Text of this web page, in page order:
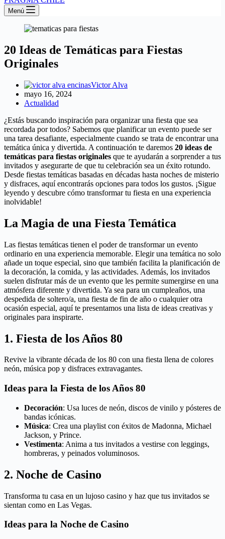
Menú
20 Ideas de Temáticas para Fiestas
Originales
Victor Alva
mayo 16, 2024
Actualidad
¿Estás buscando inspiración para organizar una fiesta que sea
recordada por todos? Sabemos que planificar un evento puede ser
una tarea desafiante, especialmente cuando se trata de encontrar una
temática única y divertida. A continuación te daremos 20 ideas de
temáticas para fiestas originales que te ayudarán a sorprender a tus
invitados y asegurarte de que tu celebración sea un éxito rotundo.
Desde fiestas temáticas basadas en décadas hasta noches de misterio
y disfraces, aquí encontrarás opciones para todos los gustos. ¡Sigue
leyendo y descubre cómo transformar tu fiesta en una experiencia
inolvidable!
La Magia de una Fiesta Temática
Las fiestas temáticas tienen el poder de transformar un evento
ordinario en una experiencia memorable. Elegir una temática no solo
añade un toque especial, sino que también facilita la planificación de
la decoración, la comida, y las actividades. Además, los invitados
suelen disfrutar más de un evento que les permite sumergirse en una
atmósfera diferente y divertida. Ya sea para un cumpleaños, una
despedida de soltero/a, una fiesta de fin de año o cualquier otra
ocasión especial, aquí te presentamos una lista de ideas creativas y
originales para inspirarte.
1. Fiesta de los Años 80
Revive la vibrante década de los 80 con una fiesta llena de colores
neón, música pop y disfraces extravagantes.
Ideas para la Fiesta de los Años 80
Decoración: Usa luces de neón, discos de vinilo y pósteres de
bandas icónicas.
Música: Crea una playlist con éxitos de Madonna, Michael
Jackson, y Prince.
Vestimenta: Anima a tus invitados a vestirse con leggings,
hombreras, y peinados voluminosos.
2. Noche de Casino
Transforma tu casa en un lujoso casino y haz que tus invitados se
sientan como en Las Vegas.
Ideas para la Noche de Casino